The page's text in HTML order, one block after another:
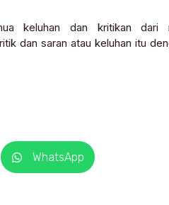
keluhan dan kritikan dari
dan saran atau keluhan itu
WhatsApp